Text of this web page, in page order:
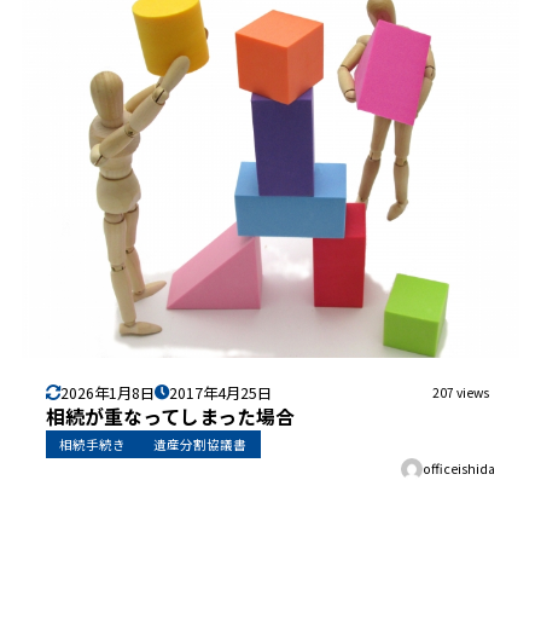
2026年1月8日 2017年4月25日 207 views
相続が重なってしまった場合
相続手続き
遺産分割協議書
officeishida